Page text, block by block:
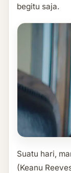
begitu saja.
Suatu hari,
(Keanu